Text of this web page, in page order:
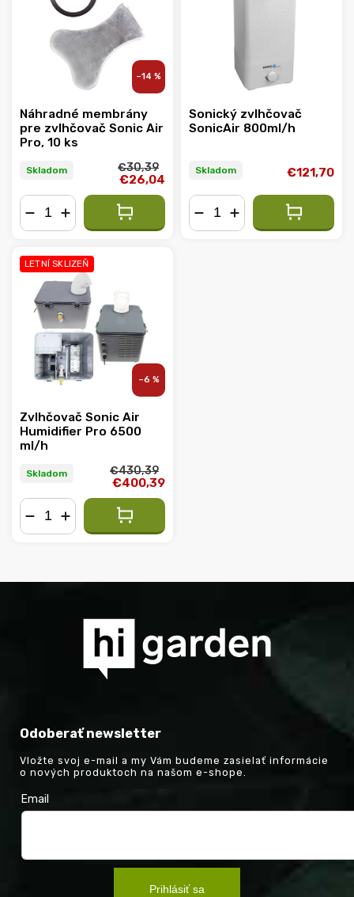
Abecedne
–14 %
Náhradné membrány
pre zvlhčovač Sonic Air
Pro, 10 ks
Skladom €30,39
€26,04
Sonický zvlhčovač
SonicAir 800ml/h
Skladom €121,70
LETNÍ SKLIZEŇ
–6 %
Zvlhčovač Sonic Air
Humidifier Pro 6500
ml/h
Skladom €430,39
€400,39
Odoberať newsletter
Vložte svoj e-mail a my Vám budeme zasielať informácie
o nových produktoch na našom e-shope.
Email
Prihlásiť sa